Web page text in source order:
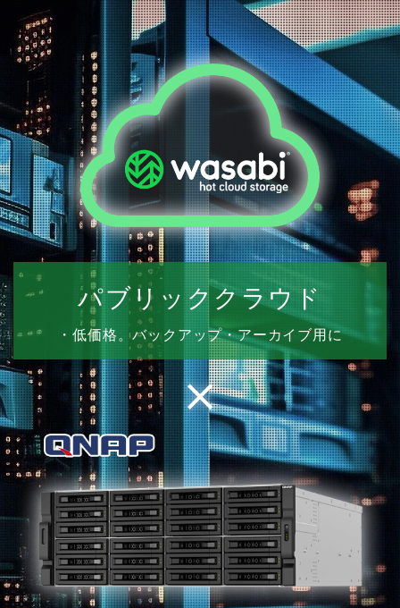
パブリッククラウド
・低価格。バックアップ・アーカイブ用に